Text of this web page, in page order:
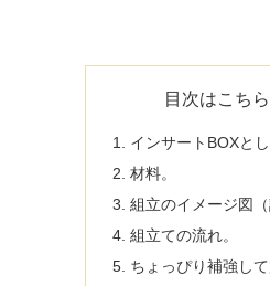
目次はこちら
インサートBOXと
材料。
組立のイメージ図（
組立ての流れ。
ちょっぴり補強して